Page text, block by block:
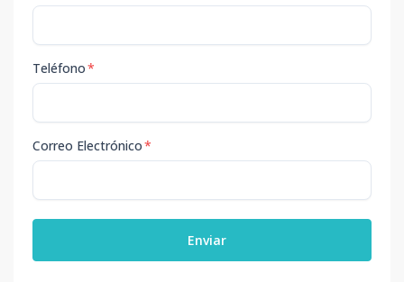
Teléfono*
Correo Electrónico*
Enviar